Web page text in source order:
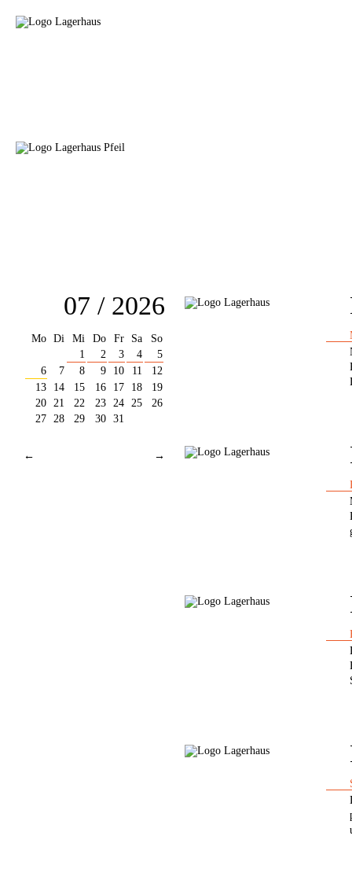
07 / 2026
Mo Di Mi Do Fr Sa
So
1
2 3 4
5
6
7 8 9 10 11
12
13
14 15 16 17 18
19
20 21 22 23 24 25
26
27 28 29 30 31
← →